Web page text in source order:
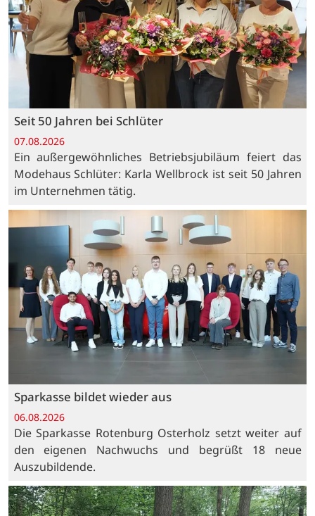
Seit 50 Jahren bei Schlüter
07.08.2026
Ein außergewöhnliches Betriebsjubiläum feiert das
Modehaus Schlüter: Karla Wellbrock ist seit 50 Jahren
im Unternehmen tätig.
Sparkasse bildet wieder aus
06.08.2026
Die Sparkasse Rotenburg Osterholz setzt weiter auf
den eigenen Nachwuchs und begrüßt 18 neue
Auszubildende.